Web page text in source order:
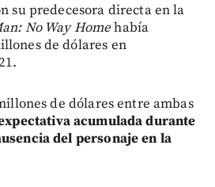
su predecesora directa en la
No Way Homehabía
de dólares en
de dólares entre ambas
acumulada durante
del personaje en la